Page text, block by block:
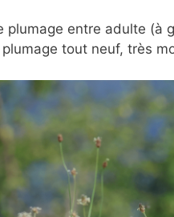
entre adulte (à
tout neuf, très